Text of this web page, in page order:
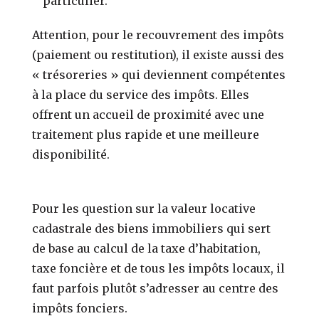
Attention, pour le recouvrement des impôts
(paiement ou restitution), il existe aussi des
« trésoreries » qui deviennent compétentes
à la place du service des impôts. Elles
offrent un accueil de proximité avec une
traitement plus rapide et une meilleure
disponibilité.
Pour les question sur la valeur locative
cadastrale des biens immobiliers qui sert
de base au calcul de la taxe d’habitation,
taxe foncière et de tous les impôts locaux, il
faut parfois plutôt s’adresser au centre des
impôts fonciers.